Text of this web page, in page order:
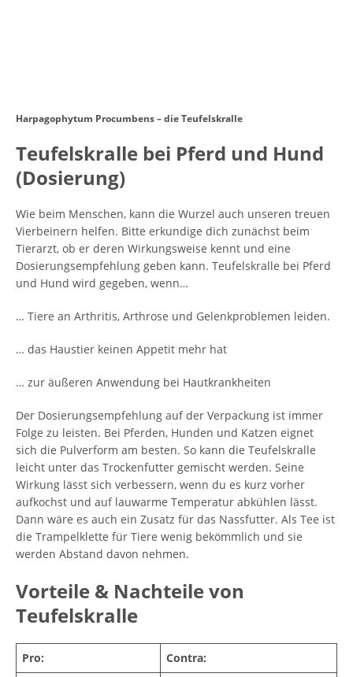
Harpagophytum Procumbens – die Teufelskralle
Teufelskralle bei Pferd und Hund
(Dosierung)
Wie beim Menschen, kann die Wurzel auch unseren treuen
Vierbeinern helfen. Bitte erkundige dich zunächst beim
Tierarzt, ob er deren Wirkungsweise kennt und eine
Dosierungsempfehlung geben kann. Teufelskralle bei Pferd
und Hund wird gegeben, wenn…
… Tiere an Arthritis, Arthrose und Gelenkproblemen leiden.
… das Haustier keinen Appetit mehr hat
… zur äußeren Anwendung bei Hautkrankheiten
Der Dosierungsempfehlung auf der Verpackung ist immer
Folge zu leisten. Bei Pferden, Hunden und Katzen eignet
sich die Pulverform am besten. So kann die Teufelskralle
leicht unter das Trockenfutter gemischt werden. Seine
Wirkung lässt sich verbessern, wenn du es kurz vorher
aufkochst und auf lauwarme Temperatur abkühlen lässt.
Dann wäre es auch ein Zusatz für das Nassfutter. Als Tee ist
die Trampelklette für Tiere wenig bekömmlich und sie
werden Abstand davon nehmen.
Vorteile & Nachteile von
Teufelskralle
Pro:
Contra: